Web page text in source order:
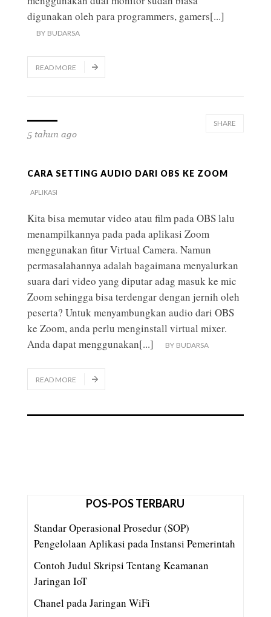
digunakan oleh para programmers, gamers[...]
BY BUDARSA
READ MORE
5 tahun ago
SHARE
CARA SETTING AUDIO DARI OBS KE ZOOM
APLIKASI
Kita bisa memutar video atau film pada OBS lalu
menampilkannya pada pada aplikasi Zoom
menggunakan fitur Virtual Camera. Namun
permasalahannya adalah bagaimana menyalurkan
suara dari video yang diputar adag masuk ke mic
Zoom sehingga bisa terdengar dengan jernih oleh
peserta? Untuk menyambungkan audio dari OBS
ke Zoom, anda perlu menginstall virtual mixer.
Anda dapat menggunakan[...] BY BUDARSA
READ MORE
POS-POS TERBARU
Standar Operasional Prosedur (SOP)
Pengelolaan Aplikasi pada Instansi Pemerintah
Contoh Judul Skripsi Tentang Keamanan
Jaringan IoT
Chanel pada Jaringan WiFi